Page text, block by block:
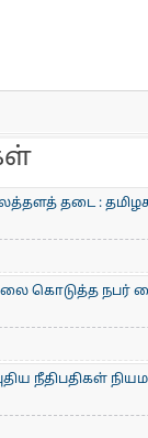
தடை :
கொடுத்த நபர்
நீதிபதிகள்